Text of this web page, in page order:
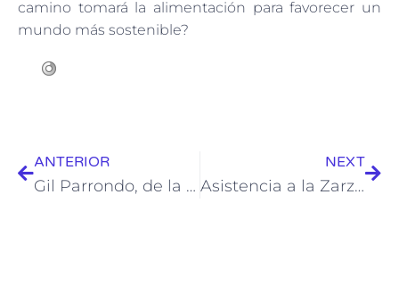
camino tomará la alimentación para favorecer un
mundo más sostenible?
ANTERIOR
Gil Parrondo, de la Ciudad Lineal a Hollywood. Formación y éxito de un decorador de cine.
NEXT
Asistencia a la Zarzuela. EL CASERÍO.